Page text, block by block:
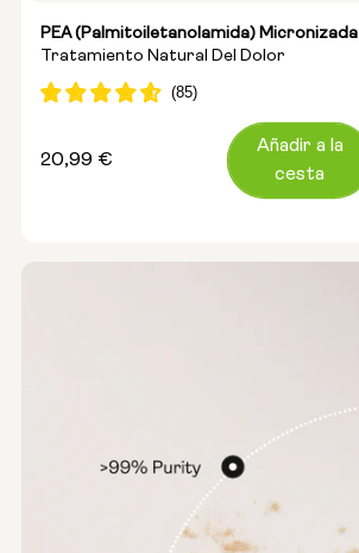
PEA (palmitoiletanolamida) Micronizada
Tratamiento Natural Del Dolor
Precio
20,99 €
Añadir a la
cesta